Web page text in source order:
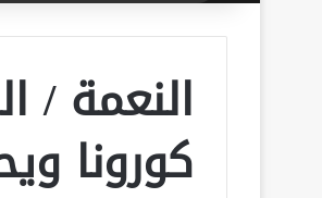
النعمة /
كورونا